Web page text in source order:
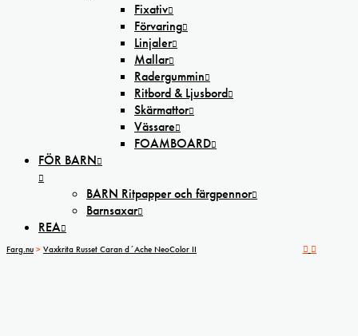
Fixativ
Förvaring
Linjaler
Mallar
Radergummin
Ritbord & Ljusbord
Skärmattor
Vässare
FOAMBOARD
FÖR BARN
BARN Ritpapper och färgpennor
Barnsaxar
REA
Farg.nu > Vaxkrita Russet Caran d´Ache NeoColor II